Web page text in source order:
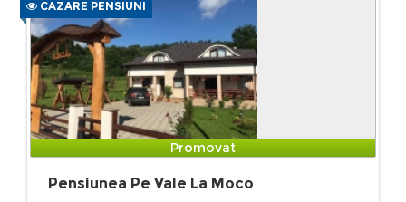
CAZARE PENSIUNI
Promovat
Pensiunea Pe Vale La Moco